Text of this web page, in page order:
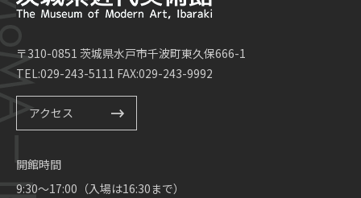
〒310-0851 茨城県水戸市千波町東久保666-1
TEL:029-243-5111 FAX:029-243-9992
アクセス
開館時間
9:30～17:00（入場は16:30まで）